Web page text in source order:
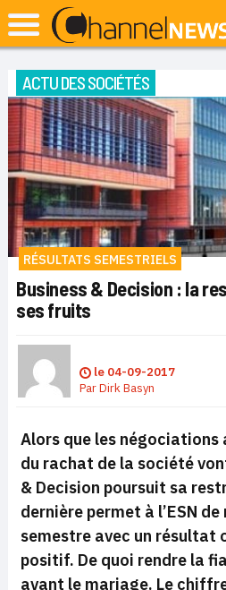
ACTU DES SOCIÉTÉS
RÉSULTATS SEMESTRIELS
Business & Decision : la
ses fruits
le 04-09-2017
ParDirk Basyn
Alors que les négociations
du rachat de la société
& Decision poursuit sa
dernière permet à l’ESN
semestre avec un résultat
positif. De quoi rendre la
avant le mariage. Le